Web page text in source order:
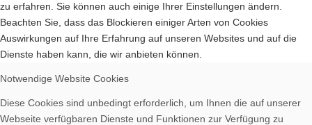
zu erfahren. Sie können auch einige Ihrer Einstellungen ändern.
Beachten Sie, dass das Blockieren einiger Arten von Cookies
Auswirkungen auf Ihre Erfahrung auf unseren Websites und auf die
Dienste haben kann, die wir anbieten können.
Notwendige Website Cookies
Diese Cookies sind unbedingt erforderlich, um Ihnen die auf unserer
Webseite verfügbaren Dienste und Funktionen zur Verfügung zu